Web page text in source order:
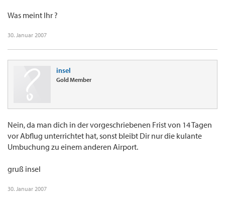
Was meint Ihr ?
30. Januar 2007
insel
Gold Member
Nein, da man dich in der vorgeschriebenen Frist von 14 Tagen
vor Abflug unterrichtet hat, sonst bleibt Dir nur die kulante
Umbuchung zu einem anderen Airport.
gruß insel
30. Januar 2007